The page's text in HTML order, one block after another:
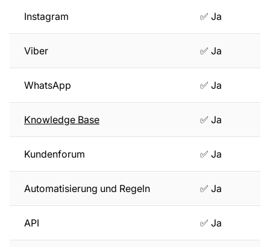
Instagram ✅ Ja
Viber ✅ Ja
WhatsApp ✅ Ja
Knowledge Base ✅ Ja
Kundenforum ✅ Ja
Automatisierung und Regeln ✅ Ja
API ✅ Ja